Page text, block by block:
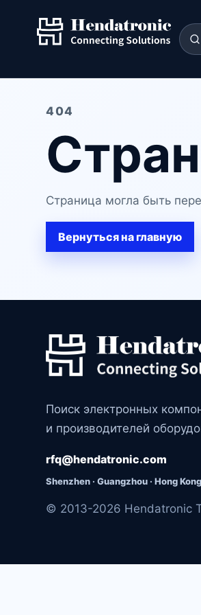
404
Страница могла быть
Вернуться на главную
Поиск электронных
и производителей
rfq@hendatronic.com
Shenzhen · Guangzhou · Hong Kong
© 2013-2026 Hendatronic